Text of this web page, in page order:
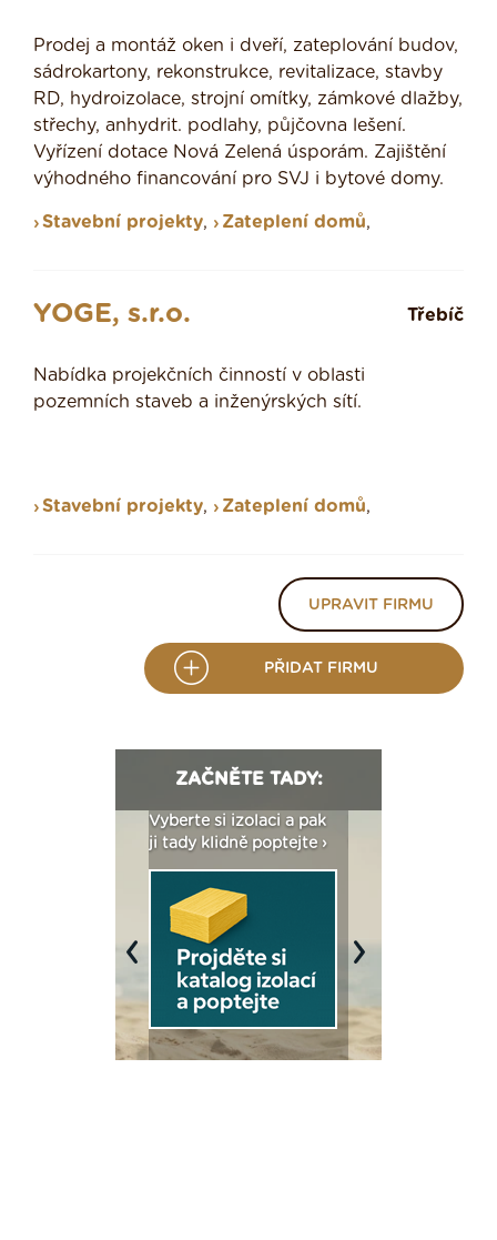
Prodej a montáž oken i dveří, zateplování budov,
sádrokartony, rekonstrukce, revitalizace, stavby
RD, hydroizolace, strojní omítky, zámkové dlažby,
střechy, anhydrit. podlahy, půjčovna lešení.
Vyřízení dotace Nová Zelená úsporám. Zajištění
výhodného financování pro SVJ i bytové domy.
Stavební projekty, Zateplení domů,
YOGE, s.r.o. Třebíč
Nabídka projekčních činností v oblasti
pozemních staveb a inženýrských sítí.
Stavební projekty, Zateplení domů,
UPRAVIT FIRMU
PŘIDAT FIRMU
ZAČNĚTE TADY:
Vyberte si izolaci a pak
ji tady klidně poptejte ›
Previous Next